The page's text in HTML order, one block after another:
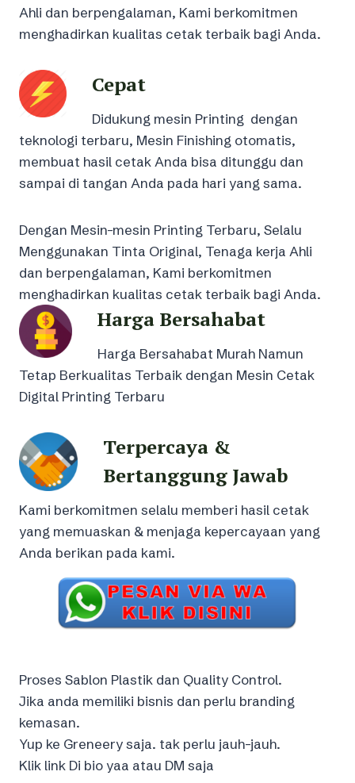
Ahli dan berpengalaman, Kami berkomitmen
menghadirkan kualitas cetak terbaik bagi Anda.
Cepat
Didukung mesin Printing dengan
teknologi terbaru, Mesin Finishing otomatis,
membuat hasil cetak Anda bisa ditunggu dan
sampai di tangan Anda pada hari yang sama.
Dengan Mesin-mesin Printing Terbaru, Selalu
Menggunakan Tinta Original, Tenaga kerja Ahli
dan berpengalaman, Kami berkomitmen
menghadirkan kualitas cetak terbaik bagi Anda.
Harga Bersahabat
Harga Bersahabat Murah Namun
Tetap Berkualitas Terbaik dengan Mesin Cetak
Digital Printing Terbaru
Terpercaya &
Bertanggung Jawab
Kami berkomitmen selalu memberi hasil cetak
yang memuaskan & menjaga kepercayaan yang
Anda berikan pada kami.
Proses Sablon Plastik dan Quality Control.
Jika anda memiliki bisnis dan perlu branding
kemasan.
Yup ke Greneery saja. tak perlu jauh-jauh.
Klik link Di bio yaa atau DM saja